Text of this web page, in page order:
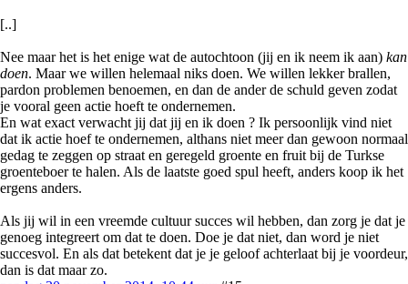
[..]
Nee maar het is het enige wat de autochtoon (jij en ik neem ik aan) kan
doen. Maar we willen helemaal niks doen. We willen lekker brallen,
pardon problemen benoemen, en dan de ander de schuld geven zodat
je vooral geen actie hoeft te ondernemen.
En wat exact verwacht jij dat jij en ik doen ? Ik persoonlijk vind niet
dat ik actie hoef te ondernemen, althans niet meer dan gewoon normaal
gedag te zeggen op straat en geregeld groente en fruit bij de Turkse
groenteboer te halen. Als de laatste goed spul heeft, anders koop ik het
ergens anders.
Als jij wil in een vreemde cultuur succes wil hebben, dan zorg je dat je
genoeg integreert om dat te doen. Doe je dat niet, dan word je niet
succesvol. En als dat betekent dat je je geloof achterlaat bij je voordeur,
dan is dat maar zo.